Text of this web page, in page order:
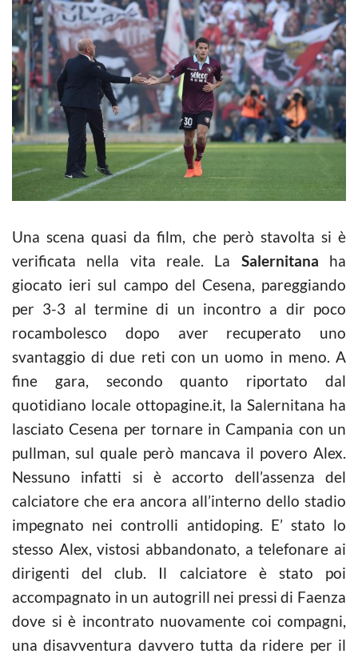
Una scena quasi da film, che però stavolta si è
verificata nella vita reale. La Salernitana ha
giocato ieri sul campo del Cesena, pareggiando
per 3-3 al termine di un incontro a dir poco
rocambolesco dopo aver recuperato uno
svantaggio di due reti con un uomo in meno. A
fine gara, secondo quanto riportato dal
quotidiano locale ottopagine.it, la Salernitana ha
lasciato Cesena per tornare in Campania con un
pullman, sul quale però mancava il povero Alex.
Nessuno infatti si è accorto dell’assenza del
calciatore che era ancora all’interno dello stadio
impegnato nei controlli antidoping. E’ stato lo
stesso Alex, vistosi abbandonato, a telefonare ai
dirigenti del club. Il calciatore è stato poi
accompagnato in un autogrill nei pressi di Faenza
dove si è incontrato nuovamente coi compagni,
una disavventura davvero tutta da ridere per il